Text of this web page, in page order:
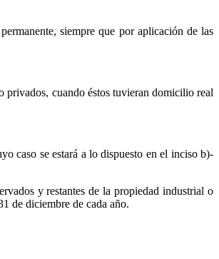
siempre que por aplicación de las
privados, cuando éstos tuvieran domicilio real
caso se estará a lo dispuesto en el inciso b)-
y restantes de la propiedad industrial o
de diciembre de cada año.